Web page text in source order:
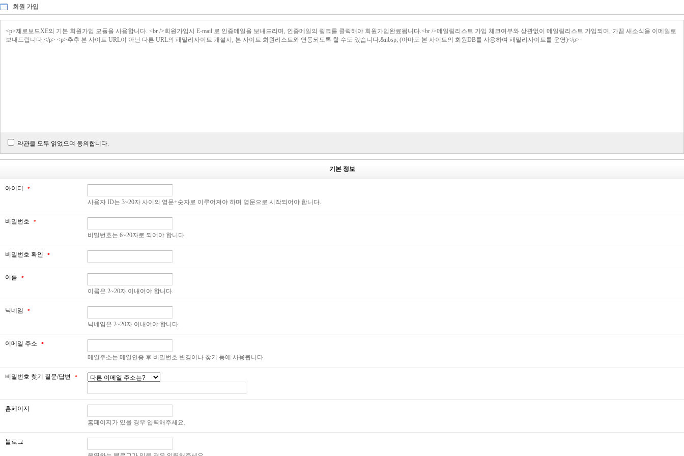
회원 가입
<p>제로보드XE의 기본 회원가입 모듈을 사용합니다. <br />회원가입시 E-mail 로 인증메일을 보내드리며, 인증메일의 링크를 클릭해야 회원가입완료됩니다.<br />메일링리스트 가입 체크여부와 상관없이 메일링리스트 가입되며, 가끔 새소식을 이메일로
보내드립니다.</p> <p>추후 본 사이트 URL이 아닌 다른 URL의 패밀리사이트 개설시, 본 사이트 회원리스트와 연동되도록 할 수도 있습니다.&nbsp; (아마도 본 사이트의 회원DB를 사용하여 패밀리사이트를 운영)</p>
약관을 모두 읽었으며 동의합니다.
기본 정보
아이디 *
사용자 ID는 3~20자 사이의 영문+숫자로 이루어져야 하며 영문으로 시작되어야 합니다.
비밀번호 *
비밀번호는 6~20자로 되어야 합니다.
비밀번호 확인 *
이름 *
이름은 2~20자 이내여야 합니다.
닉네임 *
닉네임은 2~20자 이내여야 합니다.
이메일 주소 *
메일주소는 메일인증 후 비밀번호 변경이나 찾기 등에 사용됩니다.
비밀번호 찾기 질문/답변 *
홈페이지
홈페이지가 있을 경우 입력해주세요.
블로그